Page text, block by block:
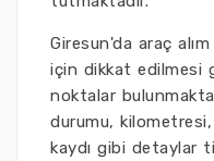
Giresun'da araç
için dikkat edilmesi
noktalar
durumu,
kaydı gibi detaylar